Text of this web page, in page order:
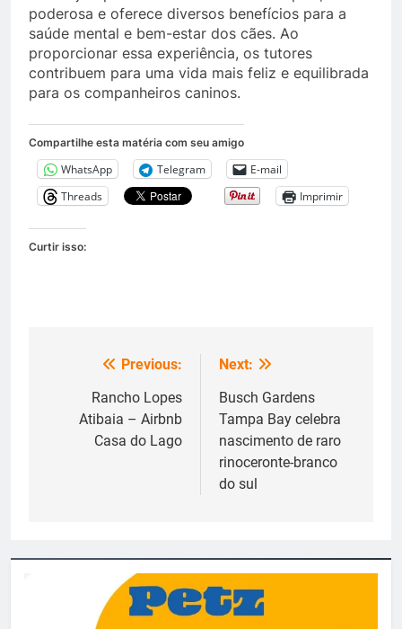
poderosa e oferece diversos benefícios para a
saúde mental e bem-estar dos cães. Ao
proporcionar essa experiência, os tutores
contribuem para uma vida mais feliz e equilibrada
para os companheiros caninos.
Compartilhe esta matéria com seu amigo
WhatsApp Telegram
E-mail
Threads
Imprimir
Curtir isso:
Navegação
Previous:
Rancho Lopes
Atibaia – Airbnb
Casa do Lago
Next:
Busch Gardens
Tampa Bay celebra
nascimento de raro
rinoceronte-branco
do sul